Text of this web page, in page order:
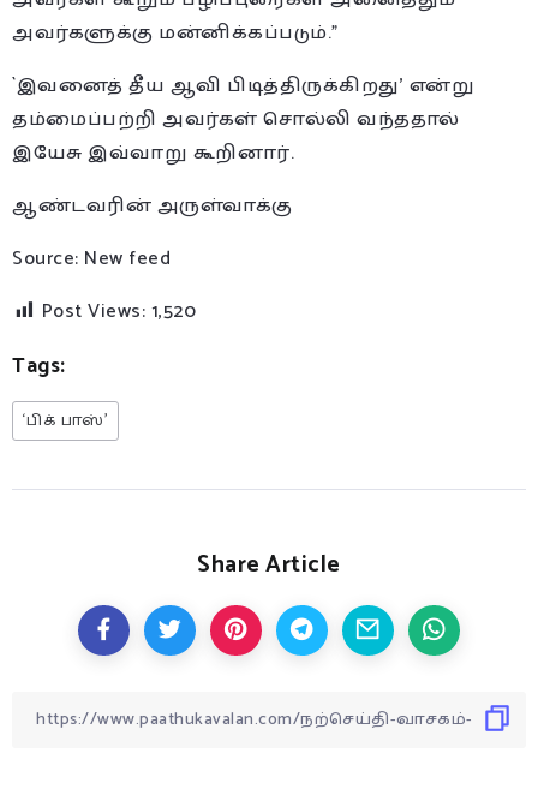
அவர்களுக்கு மன்னிக்கப்படும்.”
`இவனைத் தீய ஆவி பிடித்திருக்கிறது’ என்று
தம்மைப்பற்றி அவர்கள் சொல்லி வந்ததால்
இயேசு இவ்வாறு கூறினார்.
ஆண்டவரின் அருள்வாக்கு
Source: New feed
Post Views:1,520
Tags:
‘பிக் பாஸ்’
Share Article